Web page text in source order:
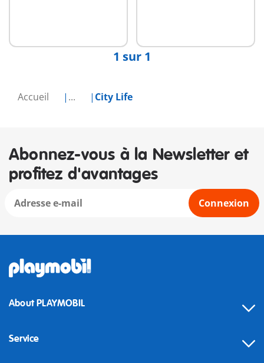
Accueil ... City Life
1 sur 1
Abonnez-vous à la Newsletter et
profitez d'avantages
Connexion
About PLAYMOBIL
Service